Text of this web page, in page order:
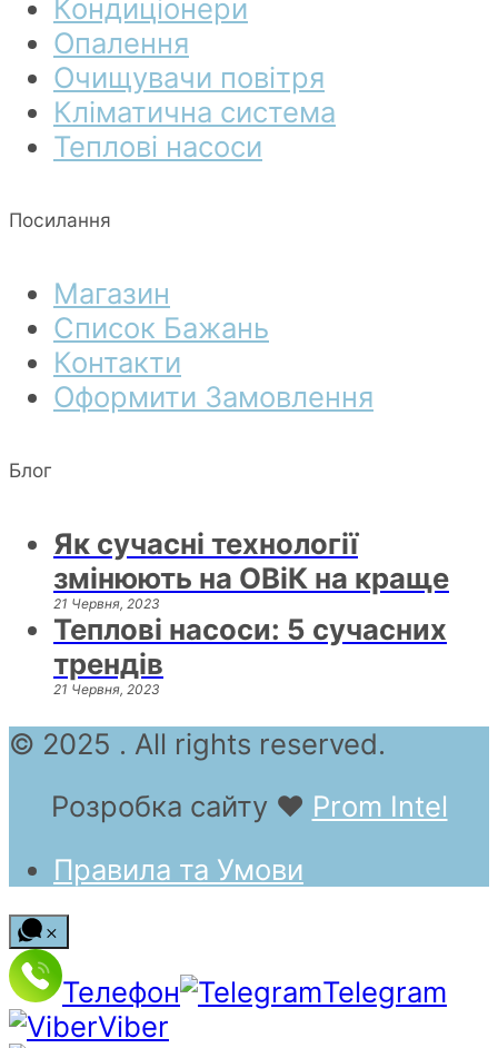
Кондиціонери
Опалення
Очищувачи повітря
Кліматична система
Теплові насоси
Посилання
Магазин
Список Бажань
Контакти
Оформити Замовлення
Блог
Як сучасні технології
змінюють на ОВіК на краще
21 Червня, 2023
Теплові насоси: 5 сучасних
трендів
21 Червня, 2023
© 2025 . All rights reserved.
Розробка сайту ❤ Prom Intel
Правила та Умови
Телефон
Telegram
Viber